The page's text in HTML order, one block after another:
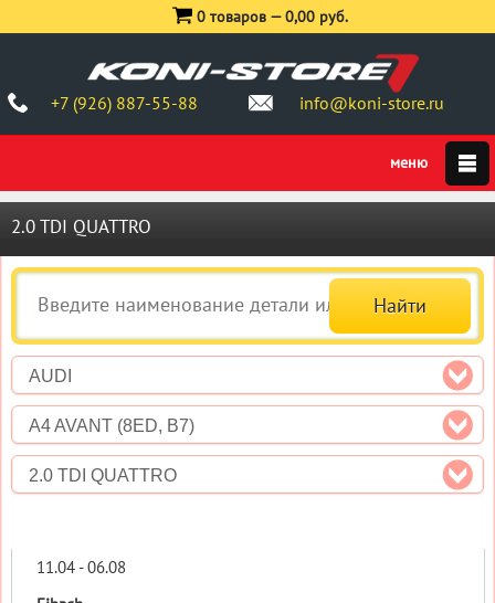
+7 (926) 887-55-88 info@koni-store.ru
0 товаров —0,00 руб.
2.0 TDI QUATTRO
AUDI
A4 AVANT (8ED, B7)
2.0 TDI QUATTRO
11.04 - 06.08